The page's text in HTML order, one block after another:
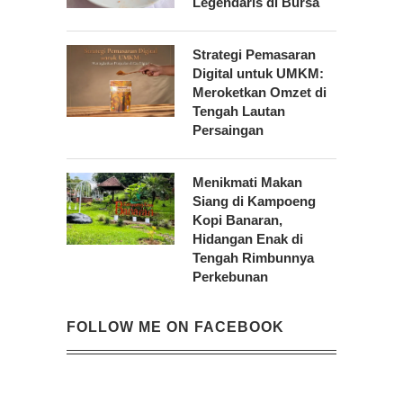
Strategi Pemasaran
Digital untuk UMKM:
Meroketkan Omzet di
Tengah Lautan
Persaingan
Menikmati Makan
Siang di Kampoeng
Kopi Banaran,
Hidangan Enak di
Tengah Rimbunnya
Perkebunan
FOLLOW ME ON FACEBOOK